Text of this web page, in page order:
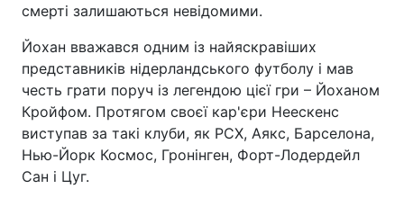
смерті залишаються невідомими.
Йохан вважався одним із найяскравіших
представників нідерландського футболу і мав
честь грати поруч із легендою цієї гри – Йоханом
Кройфом. Протягом своєї кар'єри Неескенс
виступав за такі клуби, як РСХ, Аякс, Барселона,
Нью-Йорк Космос, Гронінген, Форт-Лодердейл
Сан і Цуг.